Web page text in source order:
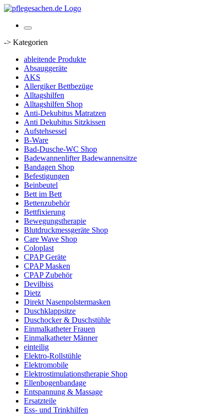
-> Kategorien
ableitende Produkte
Absauggeräte
AKS
Allergiker Bettbezüge
Alltagshilfen
Alltagshilfen Shop
Anti-Dekubitus Matratzen
Anti Dekubitus Sitzkissen
Aufstehsessel
B-Ware
Bad-Dusche-WC Shop
Badewannenlifter Badewannensitze
Bandagen Shop
Befestigungen
Beinbeutel
Bett im Bett
Bettenzubehör
Bettfixierung
Bewegungstherapie
Blutdruckmessgeräte Shop
Care Wave Shop
Coloplast
CPAP Geräte
CPAP Masken
CPAP Zubehör
Devilbiss
Dietz
Direkt Nasenpolstermasken
Duschklappsitze
Duschocker & Duschstühle
Einmalkatheter Frauen
Einmalkatheter Männer
einteilig
Elektro-Rollstühle
Elektromobile
Elektrostimulationstherapie Shop
Ellenbogenbandage
Entspannung & Massage
Ersatzteile
Ess- und Trinkhilfen